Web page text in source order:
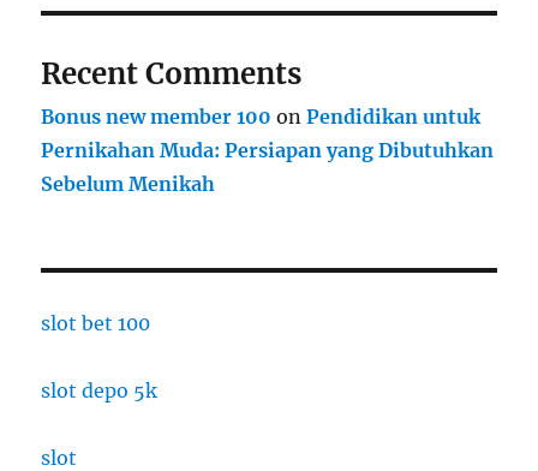
Recent Comments
Bonus new member 100 onPendidikan untuk
Pernikahan Muda: Persiapan yang Dibutuhkan
Sebelum Menikah
slot bet 100
slot depo 5k
slot